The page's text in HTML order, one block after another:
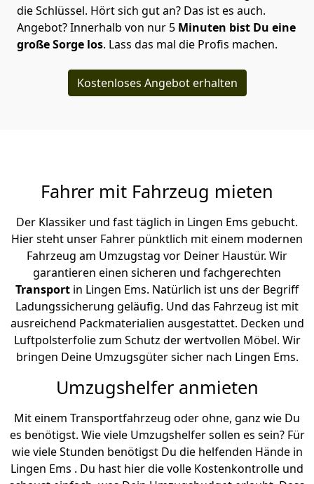
die Schlüssel. Hört sich gut an? Das ist es auch.
Angebot? Innerhalb von nur 5 Minuten bist Du eine
große Sorge los. Lass das mal die Profis machen.
Kostenloses Angebot erhalten
Fahrer mit Fahrzeug mieten
Der Klassiker und fast täglich in Lingen Ems gebucht.
Hier steht unser Fahrer pünktlich mit einem modernen
Fahrzeug am Umzugstag vor Deiner Haustür. Wir
garantieren einen sicheren und fachgerechten
Transport in Lingen Ems. Natürlich ist uns der Begriff
Ladungssicherung geläufig. Und das Fahrzeug ist mit
ausreichend Packmaterialien ausgestattet. Decken und
Luftpolsterfolie zum Schutz der wertvollen Möbel. Wir
bringen Deine Umzugsgüter sicher nach Lingen Ems.
Umzugshelfer anmieten
Mit einem Transportfahrzeug oder ohne, ganz wie Du
es benötigst. Wie viele Umzugshelfer sollen es sein? Für
wie viele Stunden benötigst Du die helfenden Hände in
Lingen Ems . Du hast hier die volle Kostenkontrolle und